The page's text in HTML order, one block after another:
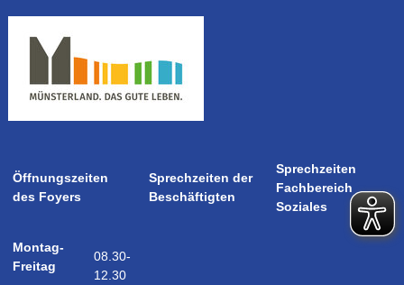
Öffnungszeiten
des Foyers
Sprechzeiten der
Beschäftigten
Sprechzeiten
Fachbereich
Soziales
Montag-
Freitag
08.30-
12.30